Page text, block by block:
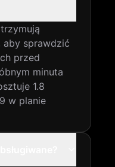
aby sprawdzić
przed
minuta
1.8
w planie